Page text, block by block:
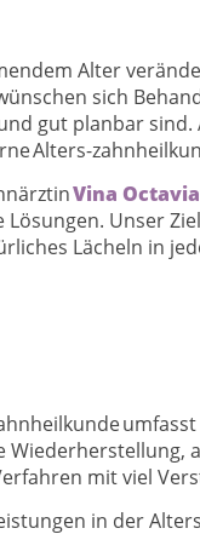
Alter
sich
gut planbar sind.
Alters-
Vina
Lösungen. Unser
Lächeln in
Wiederherstellung,
mit viel
in der